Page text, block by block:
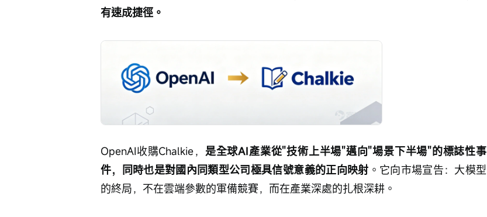
有速成捷徑。
OpenAI收購Chalkie， 是全球AI產業從"技術上半場"邁向"場景下半場"的標誌性事
件，同時也是對國內同類型公司極具信號意義的正向映射 。它向市場宣告：大模型
的終局，不在雲端參數的軍備競賽，而在產業深處的扎根深耕。